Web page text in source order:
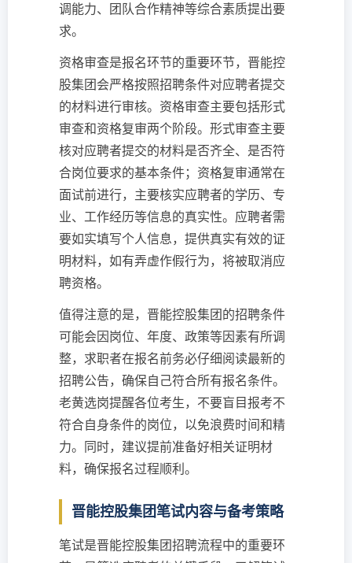
调能力、团队合作精神等综合素质提出要
求。
资格审查是报名环节的重要环节，晋能控
股集团会严格按照招聘条件对应聘者提交
的材料进行审核。资格审查主要包括形式
审查和资格复审两个阶段。形式审查主要
核对应聘者提交的材料是否齐全、是否符
合岗位要求的基本条件；资格复审通常在
面试前进行，主要核实应聘者的学历、专
业、工作经历等信息的真实性。应聘者需
要如实填写个人信息，提供真实有效的证
明材料，如有弄虚作假行为，将被取消应
聘资格。
值得注意的是，晋能控股集团的招聘条件
可能会因岗位、年度、政策等因素有所调
整，求职者在报名前务必仔细阅读最新的
招聘公告，确保自己符合所有报名条件。
老黄选岗提醒各位考生，不要盲目报考不
符合自身条件的岗位，以免浪费时间和精
力。同时，建议提前准备好相关证明材
料，确保报名过程顺利。
晋能控股集团笔试内容与备考策略
笔试是晋能控股集团招聘流程中的重要环